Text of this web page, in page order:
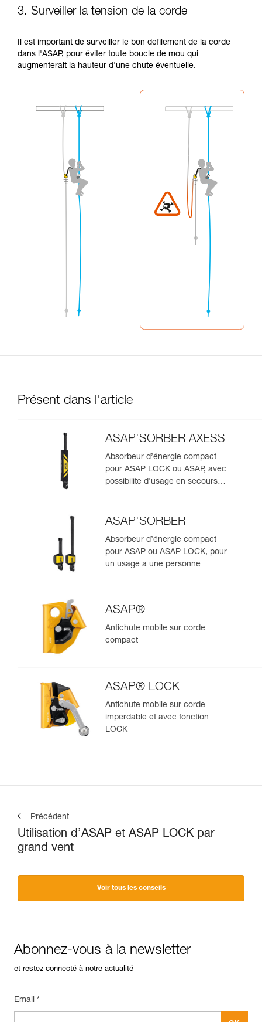
3. Surveiller la tension de la corde
Il est important de surveiller le bon défilement de la corde
dans l'ASAP, pour éviter toute boucle de mou qui
augmenterait la hauteur d'une chute éventuelle.
Présent dans l'article
ASAP'SORBER AXESS
Absorbeur d’énergie compact
pour ASAP LOCK ou ASAP, avec
possibilité d'usage en secours
ASAP'SORBER
Absorbeur d’énergie compact
pour ASAP ou ASAP LOCK, pour
un usage à une personne
ASAP®
Antichute mobile sur corde
compact
ASAP® LOCK
Antichute mobile sur corde
imperdable et avec fonction
LOCK
Précédent
Utilisation d’ASAP et ASAP LOCK par
grand vent
Voir tous les conseils
Abonnez-vous à la newsletter
et restez connecté à notre actualité
Email *